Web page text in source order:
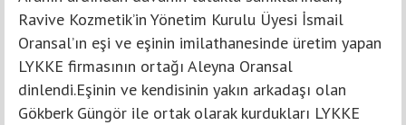
Ravive Kozmetik’in Yönetim Kurulu Üyesi İsmail
Oransal’ın eşi ve eşinin imilathanesinde üretim yapan
LYKKE firmasının ortağı Aleyna Oransal
dinlendi.Eşinin ve kendisinin yakın arkadaşı olan
Gökberk Güngör ile ortak olarak kurdukları LYKKE